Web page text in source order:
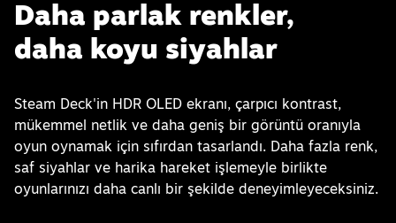
Daha parlak renkler,
daha koyu siyahlar
Steam Deck'in HDR OLED ekranı, çarpıcı kontrast,
mükemmel netlik ve daha geniş bir görüntü oranıyla
oyun oynamak için sıfırdan tasarlandı. Daha fazla renk,
saf siyahlar ve harika hareket işlemeyle birlikte
oyunlarınızı daha canlı bir şekilde deneyimleyeceksiniz.